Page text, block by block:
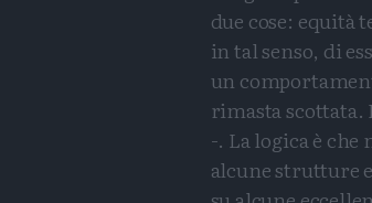
due cose: equità
in tal senso, di
un
rimasta
-. La logica è che
alcune strutture